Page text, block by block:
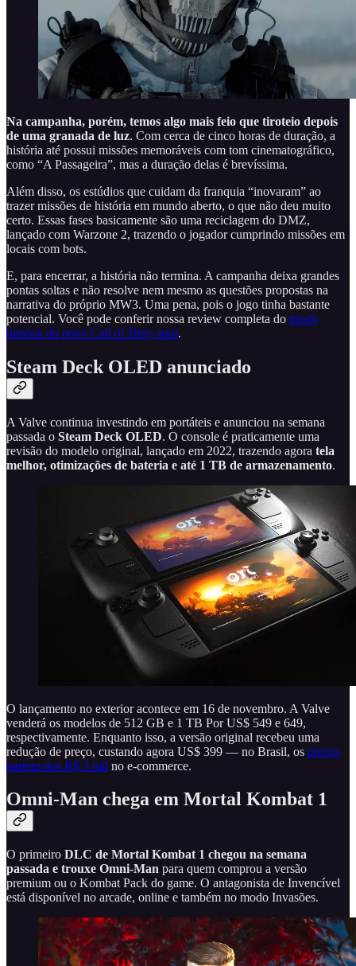
Na campanha, porém, temos algo mais feio que tiroteio depois
de uma granada de luz. Com cerca de cinco horas de duração, a
história até possui missões memoráveis com tom cinematográfico,
como “A Passageira”, mas a duração delas é brevíssima.
Além disso, os estúdios que cuidam da franquia “inovaram” ao
trazer missões de história em mundo aberto, o que não deu muito
certo. Essas fases basicamente são uma reciclagem do DMZ,
lançado com Warzone 2, trazendo o jogador cumprindo missões em
locais com bots.
E, para encerrar, a história não termina. A campanha deixa grandes
pontas soltas e não resolve nem mesmo as questões propostas na
narrativa do próprio MW3. Uma pena, pois o jogo tinha bastante
potencial. Você pode conferir nossa review completa do modo
história do novo Call of Duty aqui.
Steam Deck OLED anunciado
A Valve continua investindo em portáteis e anunciou na semana
passada o Steam Deck OLED. O console é praticamente uma
revisão do modelo original, lançado em 2022, trazendo agora tela
melhor, otimizações de bateria e até 1 TB de armazenamento.
O lançamento no exterior acontece em 16 de novembro. A Valve
venderá os modelos de 512 GB e 1 TB Por US$ 549 e 649,
respectivamente. Enquanto isso, a versão original recebeu uma
redução de preço, custando agora US$ 399 — no Brasil, os preços
partem dos R$ 3 mil no e-commerce.
Omni-Man chega em Mortal Kombat 1
O primeiro DLC de Mortal Kombat 1 chegou na semana
passada e trouxe Omni-Man para quem comprou a versão
premium ou o Kombat Pack do game. O antagonista de Invencível
está disponível no arcade, online e também no modo Invasões.